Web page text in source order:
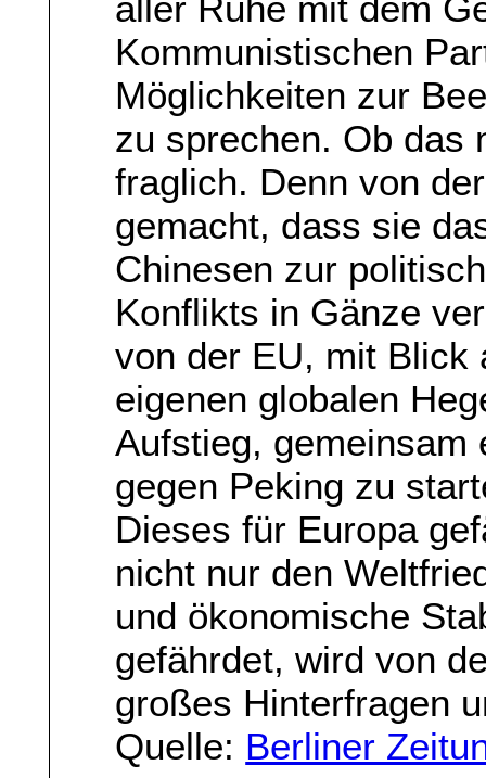
Kommunistischen
Möglichkeiten zur
zu sprechen. Ob das
fraglich. Denn von
gemacht, dass sie
Chinesen zur
Konflikts in Gänze
von der EU, mit Blick
eigenen globalen
Aufstieg, gemeinsam
gegen Peking zu
Dieses für Europa
nicht nur den
und ökonomische
gefährdet, wird von
großes Hinterfragen
Quelle: Berliner